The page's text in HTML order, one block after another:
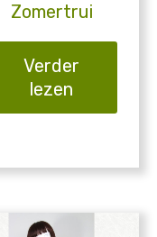
Zomertrui
Verder
lezen